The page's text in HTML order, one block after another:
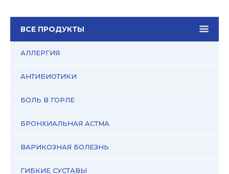
ВСЕ ПРОДУКТЫ
АЛЛЕРГИЯ
АНТИБИОТИКИ
БОЛЬ В ГОРЛЕ
БРОНХИАЛЬНАЯ АСТМА
ВАРИКОЗНАЯ БОЛЕЗНЬ
ГИБКИЕ СУСТАВЫ